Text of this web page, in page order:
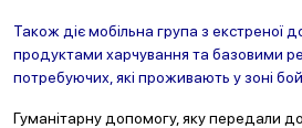
Також діє мобільна група з екстреної
продуктами харчування та базовими
потребуючих, які проживають у зоні
Гуманітарну допомогу, яку передали